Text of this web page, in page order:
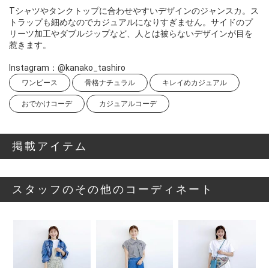
Tシャツやタンクトップに合わせやすいデザインのジャンスカ。ス
トラップも細めなのでカジュアルになりすぎません。サイドのプ
リーツ加工やダブルジップなど、人とは被らないデザインが目を
惹きます。
Instagram：@kanako_tashiro
ワンピース 骨格ナチュラル キレイめカジュアル
おでかけコーデ カジュアルコーデ
掲載アイテム
スタッフのその他のコーディネート